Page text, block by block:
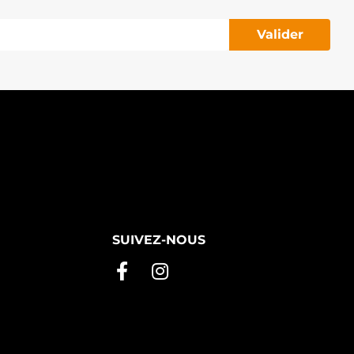
Valider
SUIVEZ-NOUS